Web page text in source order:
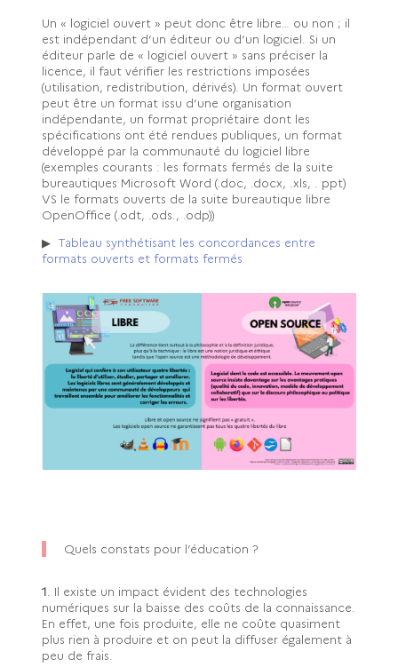
Un « logiciel ouvert » peut donc être libre… ou non ; il
est indépendant d’un éditeur ou d’un logiciel. Si un
éditeur parle de « logiciel ouvert » sans préciser la
licence, il faut vérifier les restrictions imposées
(utilisation, redistribution, dérivés). Un format ouvert
peut être un format issu d’une organisation
indépendante, un format propriétaire dont les
spécifications ont été rendues publiques, un format
développé par la communauté du logiciel libre
(exemples courants : les formats fermés de la suite
bureautiques Microsoft Word (.doc, .docx, .xls, . ppt)
VS le formats ouverts de la suite bureautique libre
OpenOffice (.odt, .ods., .odp))
▶  Tableau synthétisant les concordances entre
formats ouverts et formats fermés
Quels constats pour l’éducation ?
1 . Il existe un impact évident des technologies
numériques sur la baisse des coûts de la connaissance.
En effet, une fois produite, elle ne coûte quasiment
plus rien à produire et on peut la diffuser également à
peu de frais.